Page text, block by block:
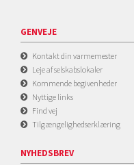
GENVEJE
Kontakt din varmemester
Leje af selskabslokaler
Kommende begivenheder
Nyttige links
Find vej
Tilgængelighedserklæring
NYHEDSBREV